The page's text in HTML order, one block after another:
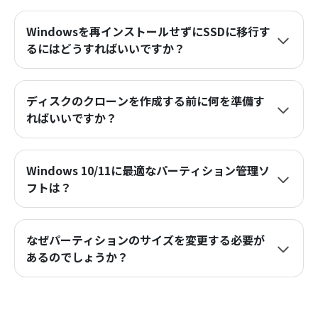
Windowsを再インストールせずにSSDに移行す
るにはどうすればいいですか？
ディスクのクローンを作成する前に何を準備す
ればいいですか？
Windows 10/11に最適なパーティション管理ソ
フトは？
なぜパーティションのサイズを変更する必要が
あるのでしょうか？